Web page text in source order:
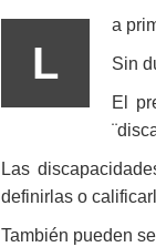
L
a
Sin
El
Las
definirlas o
También pueden